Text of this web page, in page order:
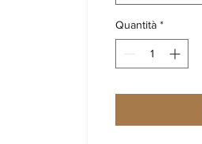
Quantità *